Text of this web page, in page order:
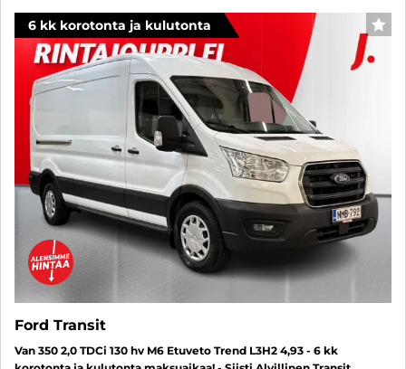
6 kk korotonta ja kulutonta
Ford Transit
Van 350 2,0 TDCi 130 hv M6 Etuveto Trend L3H2 4,93 - 6 kk